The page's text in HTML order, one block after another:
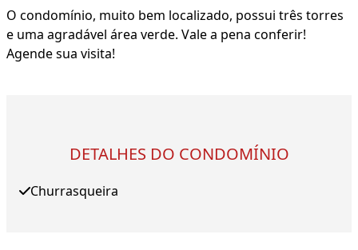
O condomínio, muito bem localizado, possui três torres
e uma agradável área verde. Vale a pena conferir!
Agende sua visita!
DETALHES DO CONDOMÍNIO
Churrasqueira